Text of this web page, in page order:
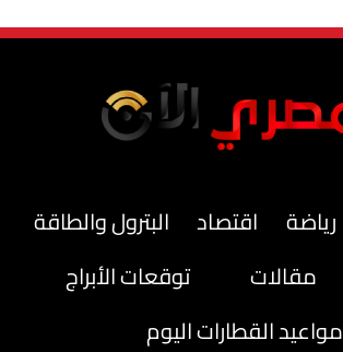
رياضة اقتصاد
البترول والطاقة
مقالات
توقعات الأبراج
مواعيد القطارات اليوم